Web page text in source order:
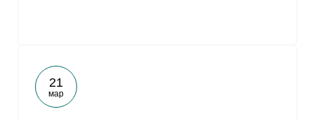
21
мар